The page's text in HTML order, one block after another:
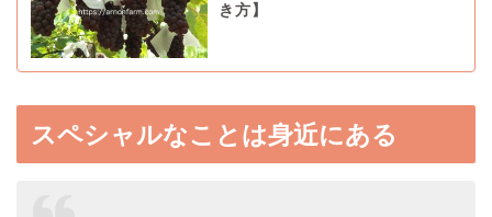
き方】
スペシャルなことは身近にある